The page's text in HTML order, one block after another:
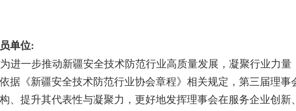
单位:
为进一步推动新疆安全技术防范行业高质量发展，凝聚行业力
据《新疆安全技术防范行业协会章程》相关规定，第三届理事
、提升其代表性与凝聚力，更好地发挥理事会在服务企业创